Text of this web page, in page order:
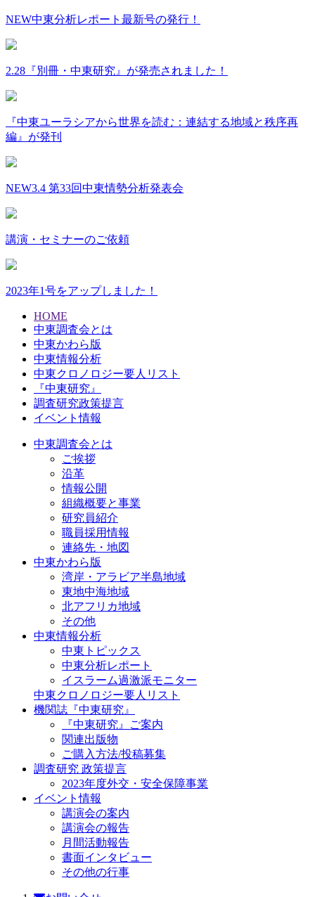
NEW中東分析レポート最新号の発行！
2.28『別冊・中東研究』が発売されました！
『中東ユーラシアから世界を読む：連結する地域と秩序再
編』が発刊
NEW3.4 第33回中東情勢分析発表会
講演・セミナーのご依頼
2023年1号をアップしました！
HOME
中東調査会とは
中東かわら版
中東情報分析
中東クロノロジー要人リスト
『中東研究』
調査研究政策提言
イベント情報
中東調査会とは
ご挨拶
沿革
情報公開
組織概要と事業
研究員紹介
職員採用情報
連絡先・地図
中東かわら版
湾岸・アラビア半島地域
東地中海地域
北アフリカ地域
その他
中東情報分析
中東トピックス
中東分析レポート
イスラーム過激派モニター
中東クロノロジー要人リスト
機関誌『中東研究』
『中東研究』ご案内
関連出版物
ご購入方法/投稿募集
調査研究 政策提言
2023年度外交・安全保障事業
イベント情報
講演会の案内
講演会の報告
月間活動報告
書面インタビュー
その他の行事